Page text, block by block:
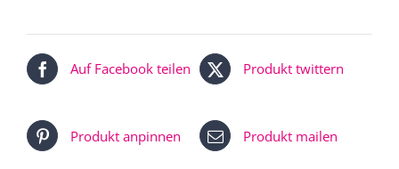
Auf Facebook teilen Produkt twittern
Produkt anpinnen Produkt mailen